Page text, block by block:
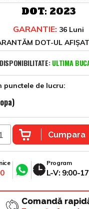
DOT: 2023
GARANTIE: 36 Luni
DOT-UL AFIȘAT
DISPONIBILITATE: ULTIMA
punctele de lucru:
Cumpara
Program
L-V: 9:00-
Comandă